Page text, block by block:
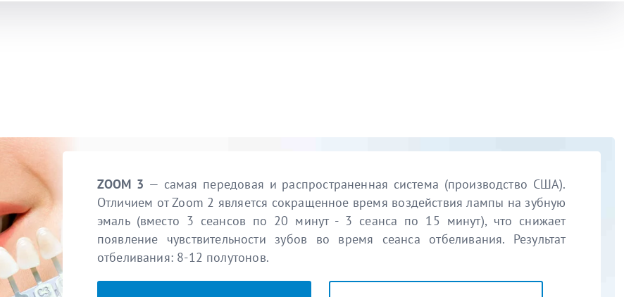
ZOOM 3 — самая передовая и распространенная система (производство США).
Отличием от Zoom 2 является сокращенное время воздействия лампы на зубную
эмаль (вместо 3 сеансов по 20 минут - 3 сеанса по 15 минут), что снижает
появление чувствительности зубов во время сеанса отбеливания. Результат
отбеливания: 8-12 полутонов.